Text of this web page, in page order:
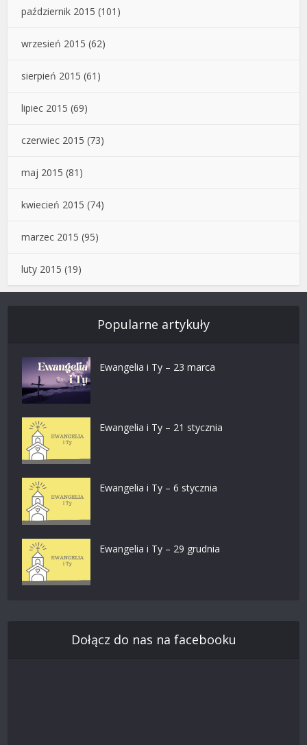
październik 2015 (101)
wrzesień 2015 (62)
sierpień 2015 (61)
lipiec 2015 (69)
czerwiec 2015 (73)
maj 2015 (81)
kwiecień 2015 (74)
marzec 2015 (95)
luty 2015 (19)
Popularne artykuły
Ewangelia i Ty – 23 marca
Ewangelia i Ty – 21 stycznia
Ewangelia i Ty – 6 stycznia
Ewangelia i Ty – 29 grudnia
Dołącz do nas na facebooku